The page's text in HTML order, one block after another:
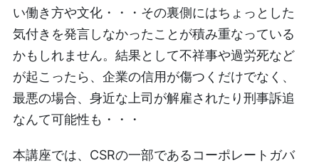
い働き方や文化・・・その裏側にはちょっとした
気付きを発言しなかったことが積み重なっている
かもしれません。結果として不祥事や過労死など
が起こったら、企業の信用が傷つくだけでなく、
最悪の場合、身近な上司が解雇されたり刑事訴追
なんて可能性も・・・
本講座では、CSRの一部であるコーポレートガバ